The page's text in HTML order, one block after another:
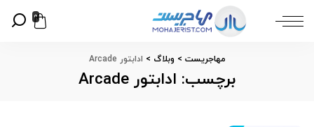
0
مهاجریست > وبلاگ > ادابتور Arcade
برچسب: ادابتور Arcade